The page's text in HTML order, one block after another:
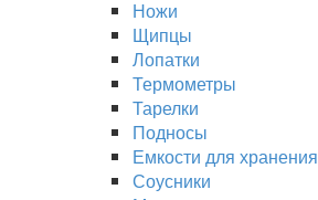
Ножи
Щипцы
Лопатки
Термометры
Тарелки
Подносы
Емкости для хранения
Соусники